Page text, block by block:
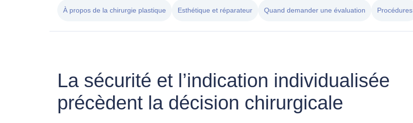
À propos de la chirurgie plastique Esthétique et réparateur Quand demander une évaluation Procédures
La sécurité et l’indication individualisée
précèdent la décision chirurgicale